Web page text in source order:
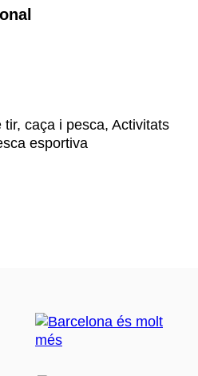
caça i pesca, Activitats
esportiva